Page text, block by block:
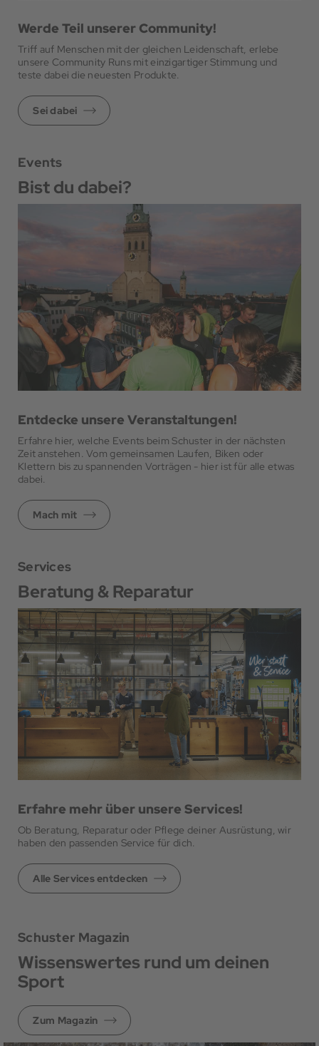
Werde Teil unserer Community!
Triff auf Menschen mit der gleichen Leidenschaft, erlebe
unsere Community Runs mit einzigartiger Stimmung und
teste dabei die neuesten Produkte.
Sei dabei
Events
Bist du dabei?
Entdecke unsere Veranstaltungen!
Erfahre hier, welche Events beim Schuster in der nächsten
Zeit anstehen. Vom gemeinsamen Laufen, Biken oder
Klettern bis zu spannenden Vorträgen - hier ist für alle etwas
dabei.
Mach mit
Services
Beratung & Reparatur
Erfahre mehr über unsere Services!
Ob Beratung, Reparatur oder Pflege deiner Ausrüstung, wir
haben den passenden Service für dich.
Alle Services entdecken
Schuster Magazin
Wissenswertes rund um deinen
Sport
Zum Magazin